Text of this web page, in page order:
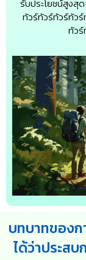
รับประโยชน์สูงสุ
ทัวร์ทัวร์ทัวร์ทัว
ทัว
บทบาทของก
ได้ว่าประส